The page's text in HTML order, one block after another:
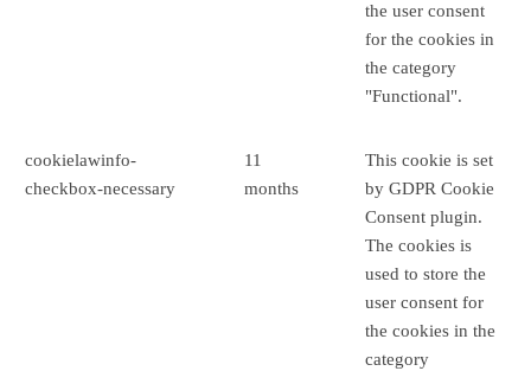
the user consent
for the cookies in
the category
"Functional".
cookielawinfo-
checkbox-necessary
11
months
This cookie is set
by GDPR Cookie
Consent plugin.
The cookies is
used to store the
user consent for
the cookies in the
category